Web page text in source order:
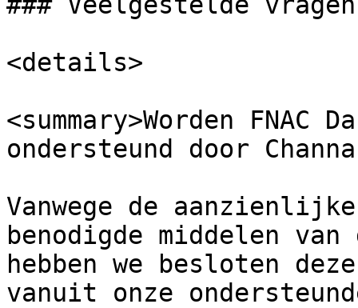
<details>
<summary>Worden FNAC
ondersteund door
Vanwege de
benodigde middelen
hebben we besloten
vanuit onze